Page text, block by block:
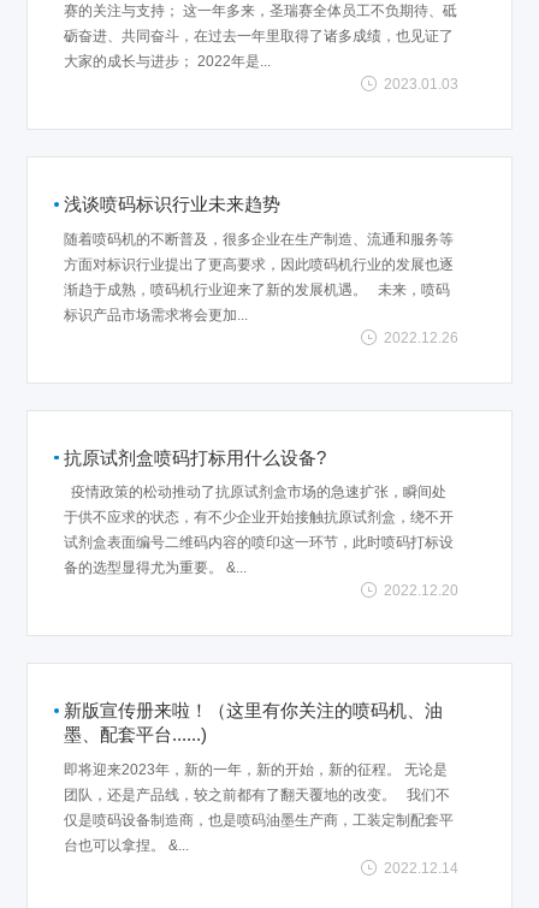
赛的关注与支持； 这一年多来，圣瑞赛全体员工不负期待、砥
砺奋进、共同奋斗，在过去一年里取得了诸多成绩，也见证了
大家的成长与进步； 2022年是...
2023.01.03
浅谈喷码标识行业未来趋势
随着喷码机的不断普及，很多企业在生产制造、流通和服务等
方面对标识行业提出了更高要求，因此喷码机行业的发展也逐
渐趋于成熟，喷码机行业迎来了新的发展机遇。 未来，喷码
标识产品市场需求将会更加...
2022.12.26
抗原试剂盒喷码打标用什么设备?
疫情政策的松动推动了抗原试剂盒市场的急速扩张，瞬间处
于供不应求的状态，有不少企业开始接触抗原试剂盒，绕不开
试剂盒表面编号二维码内容的喷印这一环节，此时喷码打标设
备的选型显得尤为重要。 &...
2022.12.20
新版宣传册来啦！（这里有你关注的喷码机、油
墨、配套平台......)
即将迎来2023年，新的一年，新的开始，新的征程。 无论是
团队，还是产品线，较之前都有了翻天覆地的改变。 我们不
仅是喷码设备制造商，也是喷码油墨生产商，工装定制配套平
台也可以拿捏。 &...
2022.12.14